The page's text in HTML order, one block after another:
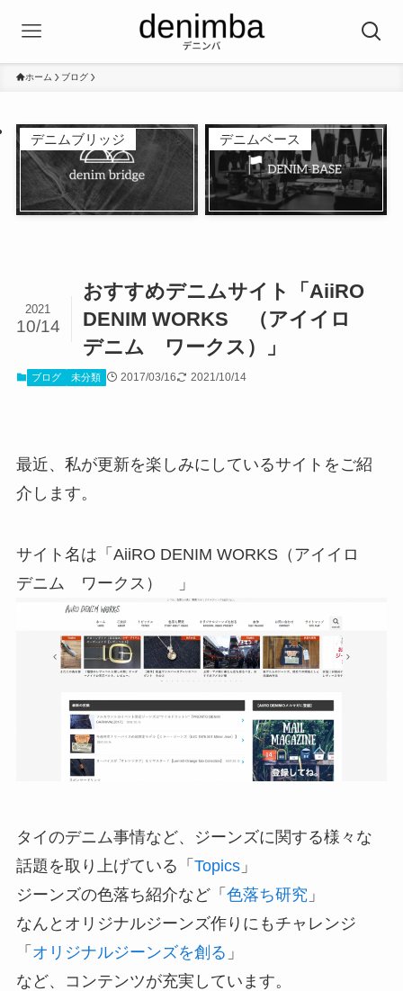
ホーム ブログ
デニムブリッジ デニムベース
おすすめデニムサイト「AiiRO
DENIM WORKS （アイイロ
デニム ワークス）」
2021
10/14
ブログ 未分類 2017/03/16 2021/10/14
最近、私が更新を楽しみにしているサイトをご紹
介します。
サイト名は「AiiRO DENIM WORKS（アイイロ
デニム ワークス） 」
タイのデニム事情など、ジーンズに関する様々な
話題を取り上げている「 Topics」
ジーンズの色落ち紹介など「 色落ち研究 」
なんとオリジナルジーンズ作りにもチャレンジ
「 オリジナルジーンズを創る 」
など、コンテンツが充実しています。